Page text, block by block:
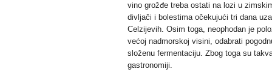
vino grožđe treba ostati na lozi u
divljači i bolestima očekujući tri dana
Celzijevih. Osim toga, neophodan je
većoj nadmorskoj visini, odabrati
složenu fermentaciju. Zbog toga su
gastronomiji.